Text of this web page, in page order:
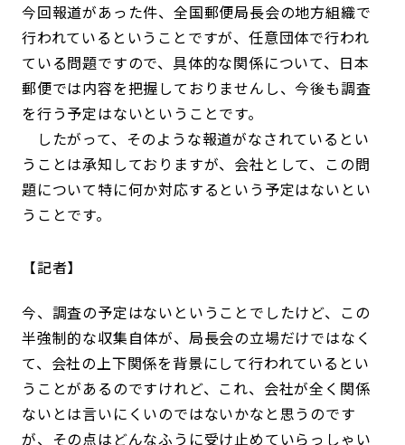
今回報道があった件、全国郵便局長会の地方組織で
行われているということですが、任意団体で行われ
ている問題ですので、具体的な関係について、日本
郵便では内容を把握しておりませんし、今後も調査
を行う予定はないということです。
したがって、そのような報道がなされているとい
うことは承知しておりますが、会社として、この問
題について特に何か対応するという予定はないとい
うことです。
記者
今、調査の予定はないということでしたけど、この
半強制的な収集自体が、局長会の立場だけではなく
て、会社の上下関係を背景にして行われているとい
うことがあるのですけれど、これ、会社が全く関係
ないとは言いにくいのではないかなと思うのです
が、その点はどんなふうに受け止めていらっしゃい